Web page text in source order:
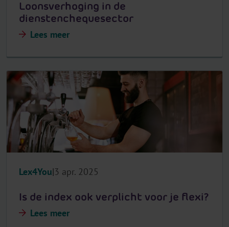
Loonsverhoging in de
dienstenchequesector
Lees meer
Lex4You 3 apr. 2025
Is de index ook verplicht voor je flexi?
Lees meer